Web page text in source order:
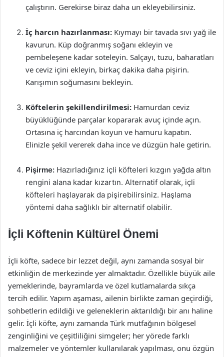
çalıştırın. Gerekirse biraz daha un ekleyebilirsiniz.
İç harcın hazırlanması: Kıymayı bir tavada sıvı yağ ile
kavurun. Küp doğranmış soğanı ekleyin ve
pembeleşene kadar soteleyin. Salçayı, tuzu, baharatları
ve ceviz içini ekleyin, birkaç dakika daha pişirin.
Karışımın soğumasını bekleyin.
Köftelerin şekillendirilmesi: Hamurdan ceviz
büyüklüğünde parçalar kopararak avuç içinde açın.
Ortasına iç harcından koyun ve hamuru kapatın.
Elinizle şekil vererek daha ince ve düzgün hale getirin.
Pişirme: Hazırladığınız içli köfteleri kızgın yağda altın
rengini alana kadar kızartın. Alternatif olarak, içli
köfteleri haşlayarak da pişirebilirsiniz. Haşlama
yöntemi daha sağlıklı bir alternatif olabilir.
İçli Köftenin Kültürel Önemi
İçli köfte, sadece bir lezzet değil, aynı zamanda sosyal bir
etkinliğin de merkezinde yer almaktadır. Özellikle büyük aile
yemeklerinde, bayramlarda ve özel kutlamalarda sıkça
tercih edilir. Yapım aşaması, ailenin birlikte zaman geçirdiği,
sohbetlerin edildiği ve geleneklerin aktarıldığı bir anı haline
gelir. İçli köfte, aynı zamanda Türk mutfağının bölgesel
zenginliğini ve çeşitliliğini simgeler; her yörede farklı
malzemeler ve yöntemler kullanılarak yapılması, onu özgün